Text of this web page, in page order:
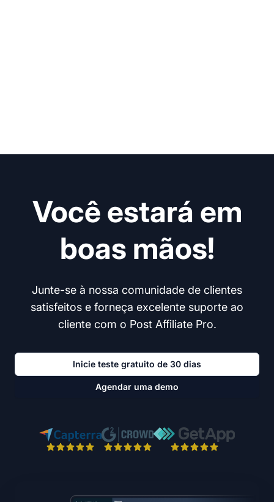
Você estará em
boas mãos!
Junte-se à nossa comunidade de clientes
satisfeitos e forneça excelente suporte ao
cliente com o Post Affiliate Pro.
Inicie teste gratuito de 30 dias
Agendar uma demo